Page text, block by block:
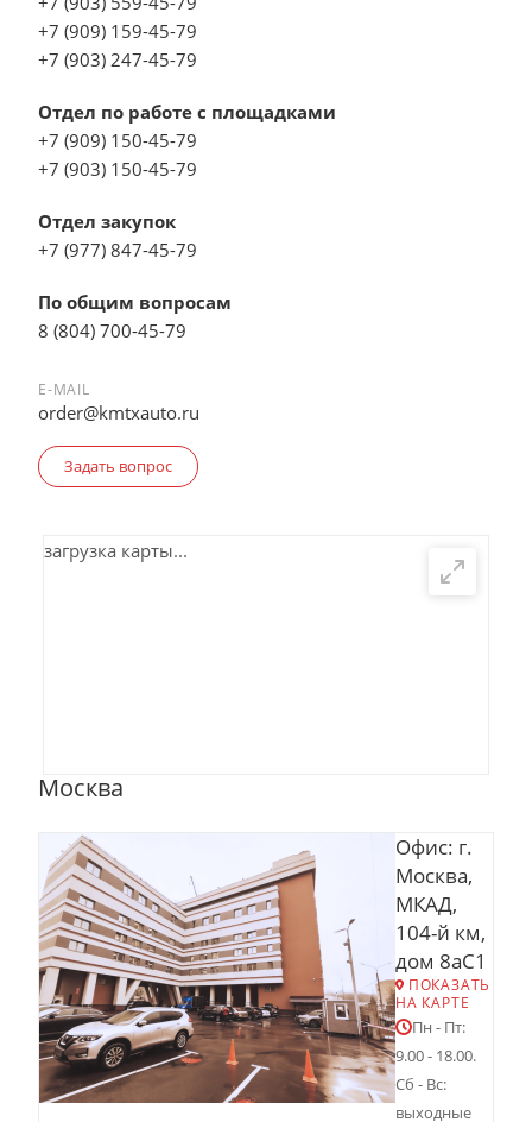
+7 (909) 159-45-79
+7 (903) 247-45-79
Отдел по работе с площадками
+7 (909) 150-45-79
+7 (903) 150-45-79
Отдел закупок
+7 (977) 847-45-79
По общим вопросам
8 (804) 700-45-79
E-MAIL
order@kmtxauto.ru
Задать вопрос
загрузка карты...
Москва
Офис: г.
Москва,
МКАД,
104-й км,
дом 8аС1
ПОКАЗАТЬ
НА КАРТЕ
Пн - Пт:
9.00 - 18.00.
Сб - Вс:
выходные